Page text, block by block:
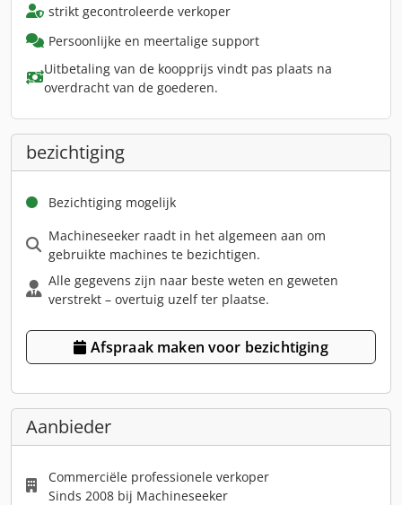
strikt gecontroleerde verkoper
Persoonlijke en meertalige support
Uitbetaling van de koopprijs vindt pas plaats na
overdracht van de goederen.
bezichtiging
Bezichtiging mogelijk
Machineseeker raadt in het algemeen aan om
gebruikte machines te bezichtigen.
Alle gegevens zijn naar beste weten en geweten
verstrekt – overtuig uzelf ter plaatse.
Afspraak maken voor bezichtiging
Aanbieder
Commerciële professionele verkoper
Sinds 2008 bij Machineseeker